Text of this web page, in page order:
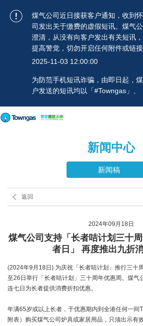
煤气公司近日接获客户通知，收到
司发出关于缴费的虚假短讯。煤气
澄清，从没有向客户发出有关短讯
提高警觉，切勿开启任何附件或链接
2025-11-03 12:00:00
为防范手机短讯诈骗，由即日起，
户发送的短讯均以「#Towngas」、
送人披露身份证号码、银行户口或信
个人资料，以免蒙受损失。若有任何
时致电煤气公司客户服务热线：
邮：towngas.cs@towngas.com 查
新闻中心
新闻稿
返回
2024年09月18日
煤气公司支持「长者咭计划三十
者日」 再度推出九折
(2024年9月18日) 为庆祝「长者咭计划」推行三十
至26日举行「长者咭计划」三十周年优惠周。煤气
连七日为长者提供消费折扣优惠。
年满65岁或以上长者，于优惠期内到全港任何一间
附表）购买煤气公司炉具或家居用品，只须出示有